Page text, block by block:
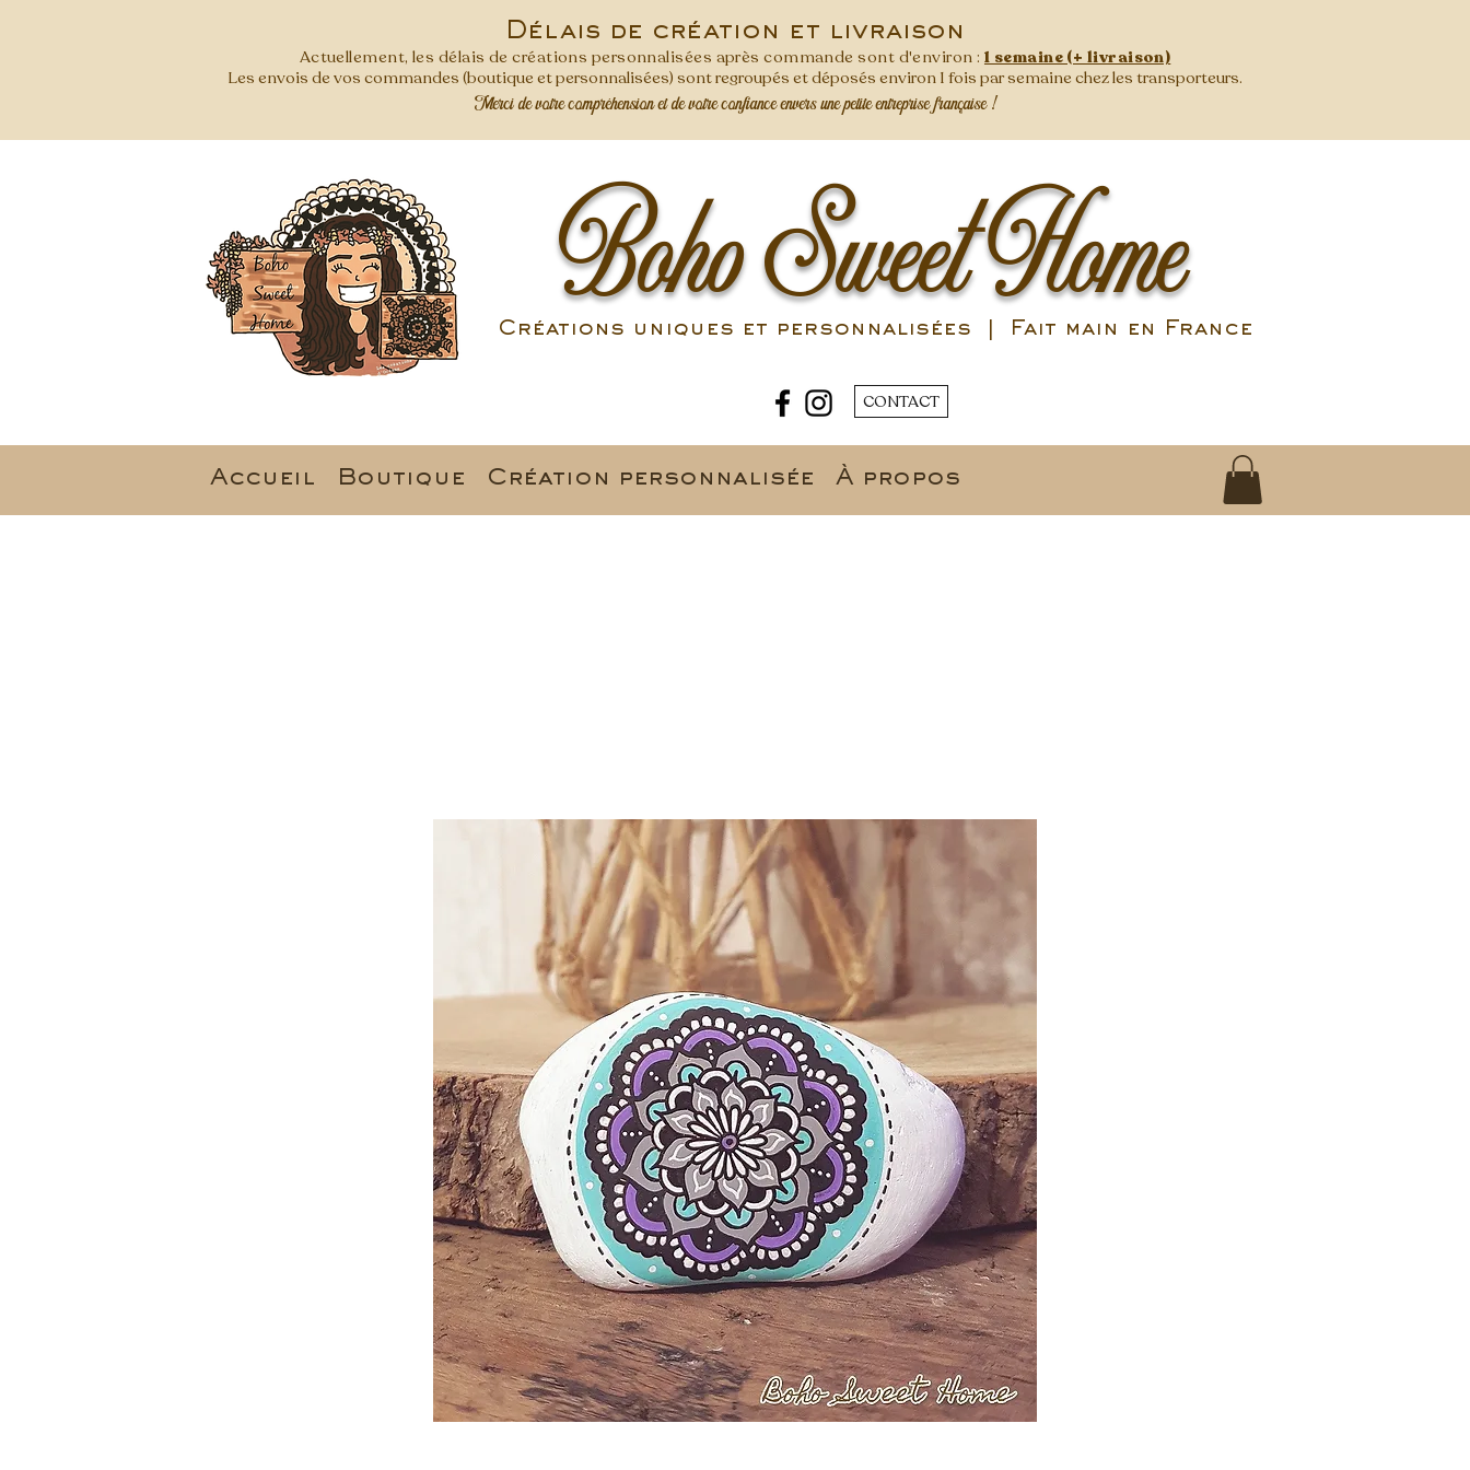
Délais de création et livraison
Actuellement, les délais de créations personnalisées après commande sont d'environ : 1 semaine (+ livraison)
Les envois de vos commandes (boutique et personnalisées) sont regroupés et déposés environ 1 fois par semaine chez les transporteurs.
Merci de votre compréhension et de votre confiance envers une petite entreprise française !
Boho Sweet Home
Créations uniques et personnalisées | Fait main en France
CONTACT
Accueil Boutique Création personnalisée À propos